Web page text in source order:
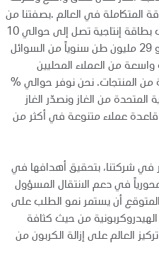
المتكاملة في العالم .بصفتنا من
الرواد العالميين في مجال الغاز وذلك بطاقة إنتاجية تصل إلى حوالي 10
مليارات قدم مكعب من الغاز يومياً و 29 مليون طن سنوياً من السوائل
واسعة من العملاء المحليين
من المنتجات. نحن نوفر حوالي %
المتحدة من الغاز ونصدّر الغاز
قاعدة عملاء متنوعة في أكثر من
في شركتنا، بتحقيق أهدافها في
في دعم الانتقال المسؤول
أن يستمر نمو الطلب على
الهيدروكربونية من حيث كثافة
العالم على إزالة الكربون من